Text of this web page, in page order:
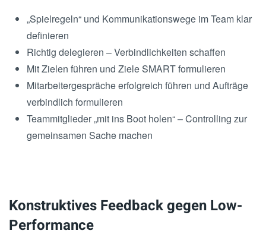
„Spielregeln“ und Kommunikationswege im Team klar
definieren
Richtig delegieren – Verbindlichkeiten schaffen
Mit Zielen führen und Ziele SMART formulieren
Mitarbeitergespräche erfolgreich führen und Aufträge
verbindlich formulieren
Teammitglieder „mit ins Boot holen“ – Controlling zur
gemeinsamen Sache machen
Konstruktives Feedback gegen Low-
Performance